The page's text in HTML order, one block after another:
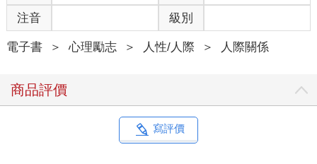
注音 級別
電子書 ＞ 心理勵志 ＞ 人性/人際 ＞ 人際關係
商品評價
寫評價